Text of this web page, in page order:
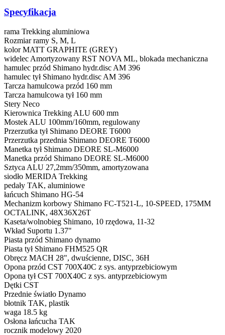
Specyfikacja
rama Trekking aluminiowa
Rozmiar ramy S, M, L
kolor MATT GRAPHITE (GREY)
widelec Amortyzowany RST NOVA ML, blokada mechaniczna
hamulec przód Shimano hydr.disc AM 396
hamulec tył Shimano hydr.disc AM 396
Tarcza hamulcowa przód 160 mm
Tarcza hamulcowa tył 160 mm
Stery Neco
Kierownica Trekking ALU 600 mm
Mostek ALU 100mm/160mm, regulowany
Przerzutka tył Shimano DEORE T6000
Przerzutka przednia Shimano DEORE T6000
Manetka tył Shimano DEORE SL-M6000
Manetka przód Shimano DEORE SL-M6000
Sztyca ALU 27,2mm/350mm, amortyzowana
siodło MERIDA Trekking
pedały TAK, aluminiowe
łańcuch Shimano HG-54
Mechanizm korbowy Shimano FC-T521-L, 10-SPEED, 175MM
OCTALINK, 48X36X26T
Kaseta/wolnobieg Shimano, 10 rzędowa, 11-32
Wkład Suportu 1.37"
Piasta przód Shimano dynamo
Piasta tył Shimano FHM525 QR
Obręcz MACH 28", dwuścienne, DISC, 36H
Opona przód CST 700X40C z sys. antyprzebiciowym
Opona tył CST 700X40C z sys. antyprzebiciowym
Dętki CST
Przednie światło Dynamo
błotnik TAK, plastik
waga 18.5 kg
Osłona łańcucha TAK
rocznik modelowy 2020